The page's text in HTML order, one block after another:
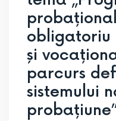
și
parcurs
sistemului